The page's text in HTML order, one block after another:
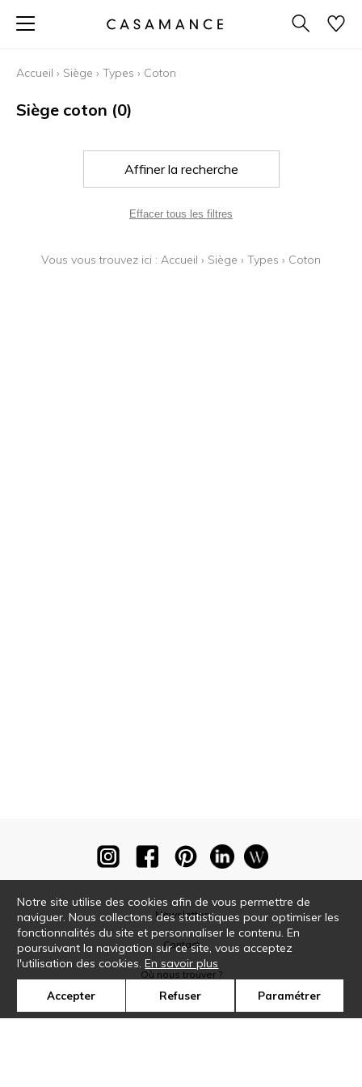
Accueil › Siège › Types › Coton
Siège coton (0)
Affiner la recherche
Effacer tous les filtres
Vous vous trouvez ici : Accueil › Siège › Types › Coton
Newsletter
Contact
Où nous trouver ?
Notre site utilise des cookies afin de vous permettre de
naviguer. Nous collectons des statistiques pour optimiser les
fonctionnalités du site et personnaliser le contenu. En
poursuivant la navigation sur ce site, vous acceptez
l'utilisation des cookies.En savoir plus
Accepter Refuser Paramétrer